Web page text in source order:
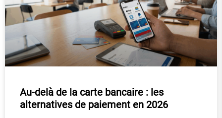
Au-delà de la carte bancaire : les
alternatives de paiement en 2026